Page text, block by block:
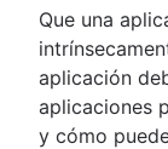
Que una
aplicación
aplicaciones
y cómo